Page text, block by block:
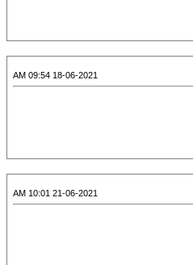
18-06-2021 09:54 AM
21-06-2021 10:01 AM